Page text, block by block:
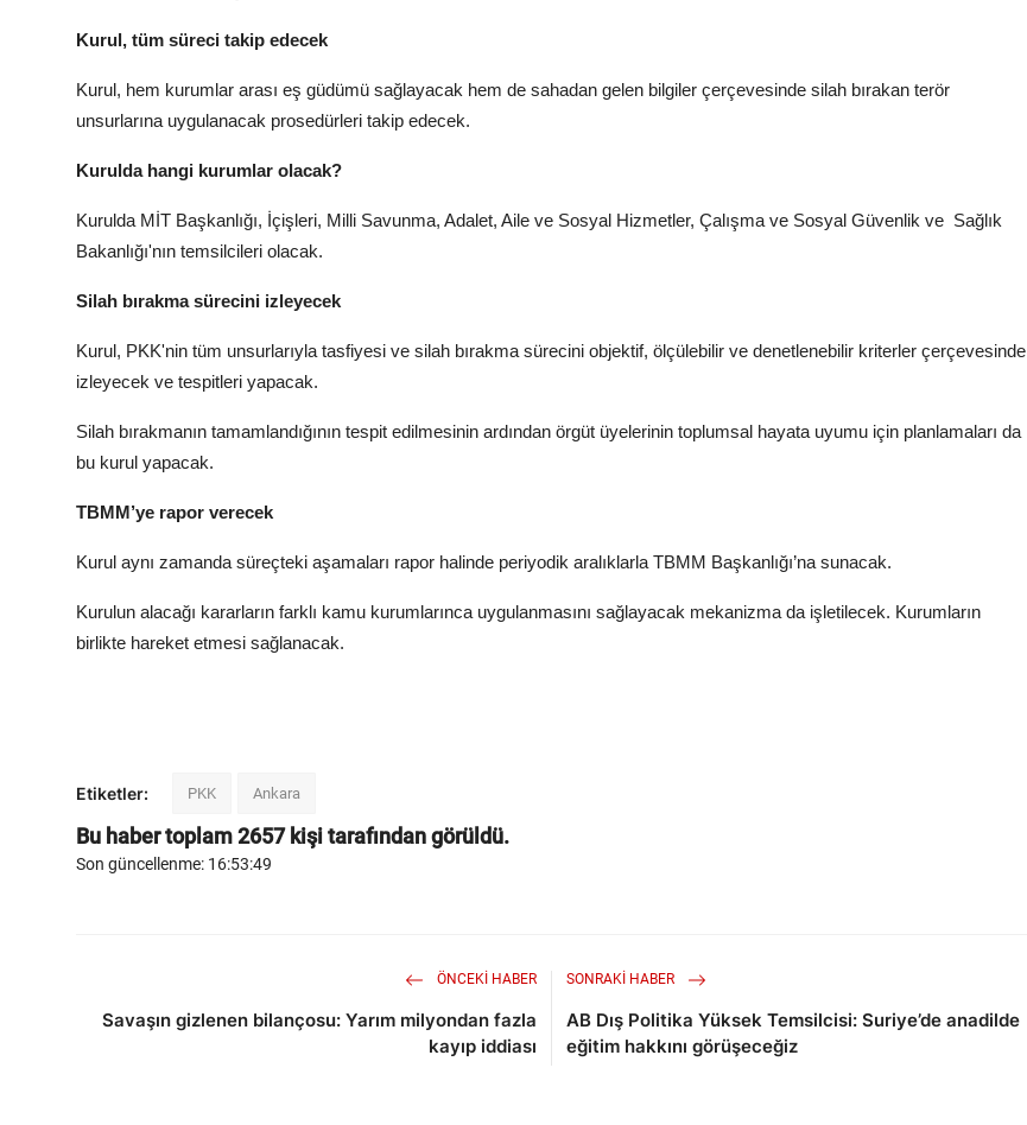
Kurul, tüm süreci takip edecek
Kurul, hem kurumlar arası eş güdümü sağlayacak hem de sahadan gelen bilgiler çerçevesinde silah bırakan terör
unsurlarına uygulanacak prosedürleri takip edecek.
Kurulda hangi kurumlar olacak?
Kurulda MİT Başkanlığı, İçişleri, Milli Savunma, Adalet, Aile ve Sosyal Hizmetler, Çalışma ve Sosyal Güvenlik ve Sağlık
Bakanlığı'nın temsilcileri olacak.
Silah bırakma sürecini izleyecek
Kurul, PKK'nin tüm unsurlarıyla tasfiyesi ve silah bırakma sürecini objektif, ölçülebilir ve denetlenebilir kriterler çerçevesinde
izleyecek ve tespitleri yapacak.
Silah bırakmanın tamamlandığının tespit edilmesinin ardından örgüt üyelerinin toplumsal hayata uyumu için planlamaları da
bu kurul yapacak.
TBMM’ye rapor verecek
Kurul aynı zamanda süreçteki aşamaları rapor halinde periyodik aralıklarla TBMM Başkanlığı’na sunacak.
Kurulun alacağı kararların farklı kamu kurumlarınca uygulanmasını sağlayacak mekanizma da işletilecek. Kurumların
birlikte hareket etmesi sağlanacak.
Etiketler: PKK Ankara
Bu haber toplam2657kişi tarafından görüldü.
Son güncellenme: 16:53:49
ÖNCEKI HABER
Savaşın gizlenen bilançosu: Yarım milyondan fazla
kayıp iddiası
SONRAKI HABER
AB Dış Politika Yüksek Temsilcisi: Suriye’de anadilde
eğitim hakkını görüşeceğiz